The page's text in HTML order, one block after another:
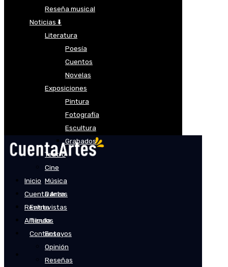
Reseña musical
Noticias ⬇️
Literatura
Poesía
Cuentos
Novelas
Exposiciones
Pintura
Fotografía
Escultura
Grabados
Teatro
Cine
Música
Danza
Entrevistas
Tienda
Contacto
Inicio
Cuenta Artes
Revista
Artículos
Ensayos
Opinión
Reseñas